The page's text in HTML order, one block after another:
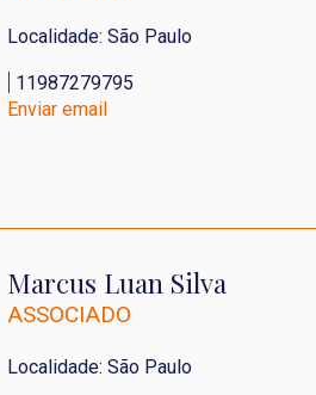
Localidade: São Paulo
11987279795
Enviar email
Marcus Luan Silva
ASSOCIADO
Localidade: São Paulo